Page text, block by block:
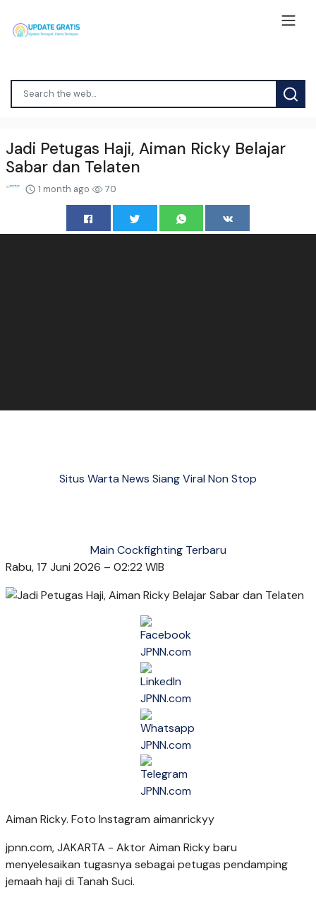
Jadi Petugas Haji, Aiman Ricky Belajar
Sabar dan Telaten
1 month ago 70
Situs Warta News Siang Viral Non Stop
Main Cockfighting Terbaru
Rabu, 17 Juni 2026 – 02:22 WIB
Aiman Ricky. Foto Instagram aimanrickyy
jpnn.com, JAKARTA - Aktor Aiman Ricky baru
menyelesaikan tugasnya sebagai petugas pendamping
jemaah haji di Tanah Suci.